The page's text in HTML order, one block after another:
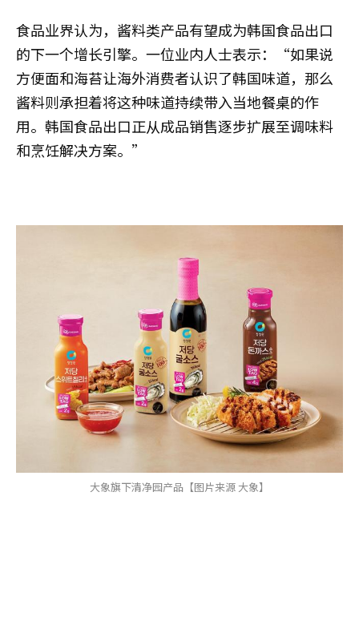
食品业界认为，酱料类产品有望成为韩国食品出口
的下一个增长引擎。一位业内人士表示：“如果说
方便面和海苔让海外消费者认识了韩国味道，那么
酱料则承担着将这种味道持续带入当地餐桌的作
用。韩国食品出口正从成品销售逐步扩展至调味料
和烹饪解决方案。”
大象旗下清净园产品【图片来源 大象】